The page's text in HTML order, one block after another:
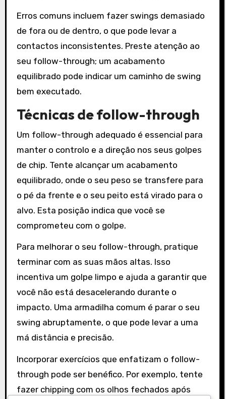
Erros comuns incluem fazer swings demasiado
de fora ou de dentro, o que pode levar a
contactos inconsistentes. Preste atenção ao
seu follow-through; um acabamento
equilibrado pode indicar um caminho de swing
bem executado.
Técnicas de follow-through
Um follow-through adequado é essencial para
manter o controlo e a direção nos seus golpes
de chip. Tente alcançar um acabamento
equilibrado, onde o seu peso se transfere para
o pé da frente e o seu peito está virado para o
alvo. Esta posição indica que você se
comprometeu com o golpe.
Para melhorar o seu follow-through, pratique
terminar com as suas mãos altas. Isso
incentiva um golpe limpo e ajuda a garantir que
você não está desacelerando durante o
impacto. Uma armadilha comum é parar o seu
swing abruptamente, o que pode levar a uma
má distância e precisão.
Incorporar exercícios que enfatizam o follow-
through pode ser benéfico. Por exemplo, tente
fazer chipping com os olhos fechados após